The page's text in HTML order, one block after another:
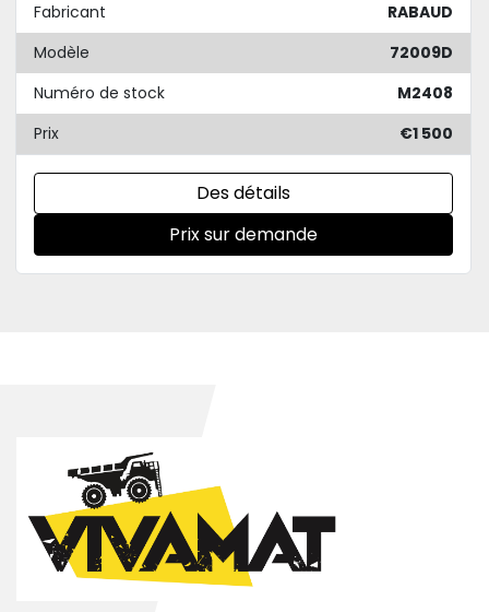
Fabricant
RABAUD
Modèle
72009D
Numéro de stock
M2408
Prix
€1 500
Des détails
Prix sur demande